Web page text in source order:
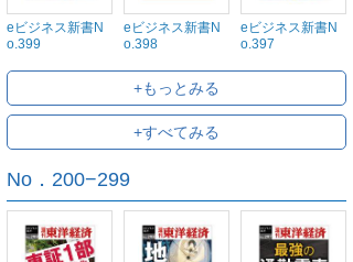
eビジネス新書N
o.399
eビジネス新書N
o.398
eビジネス新書N
o.397
+もっとみる
+すべてみる
No．200−299